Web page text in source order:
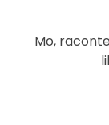
Mo,